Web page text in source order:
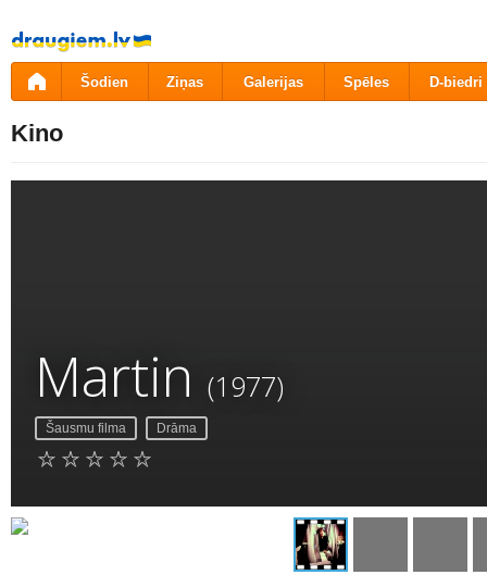
Pāriet
uz
saturu
Šodien Ziņas Galerijas Spēles D-biedri
Kino
Martin (1977)
Šausmu filma Drāma